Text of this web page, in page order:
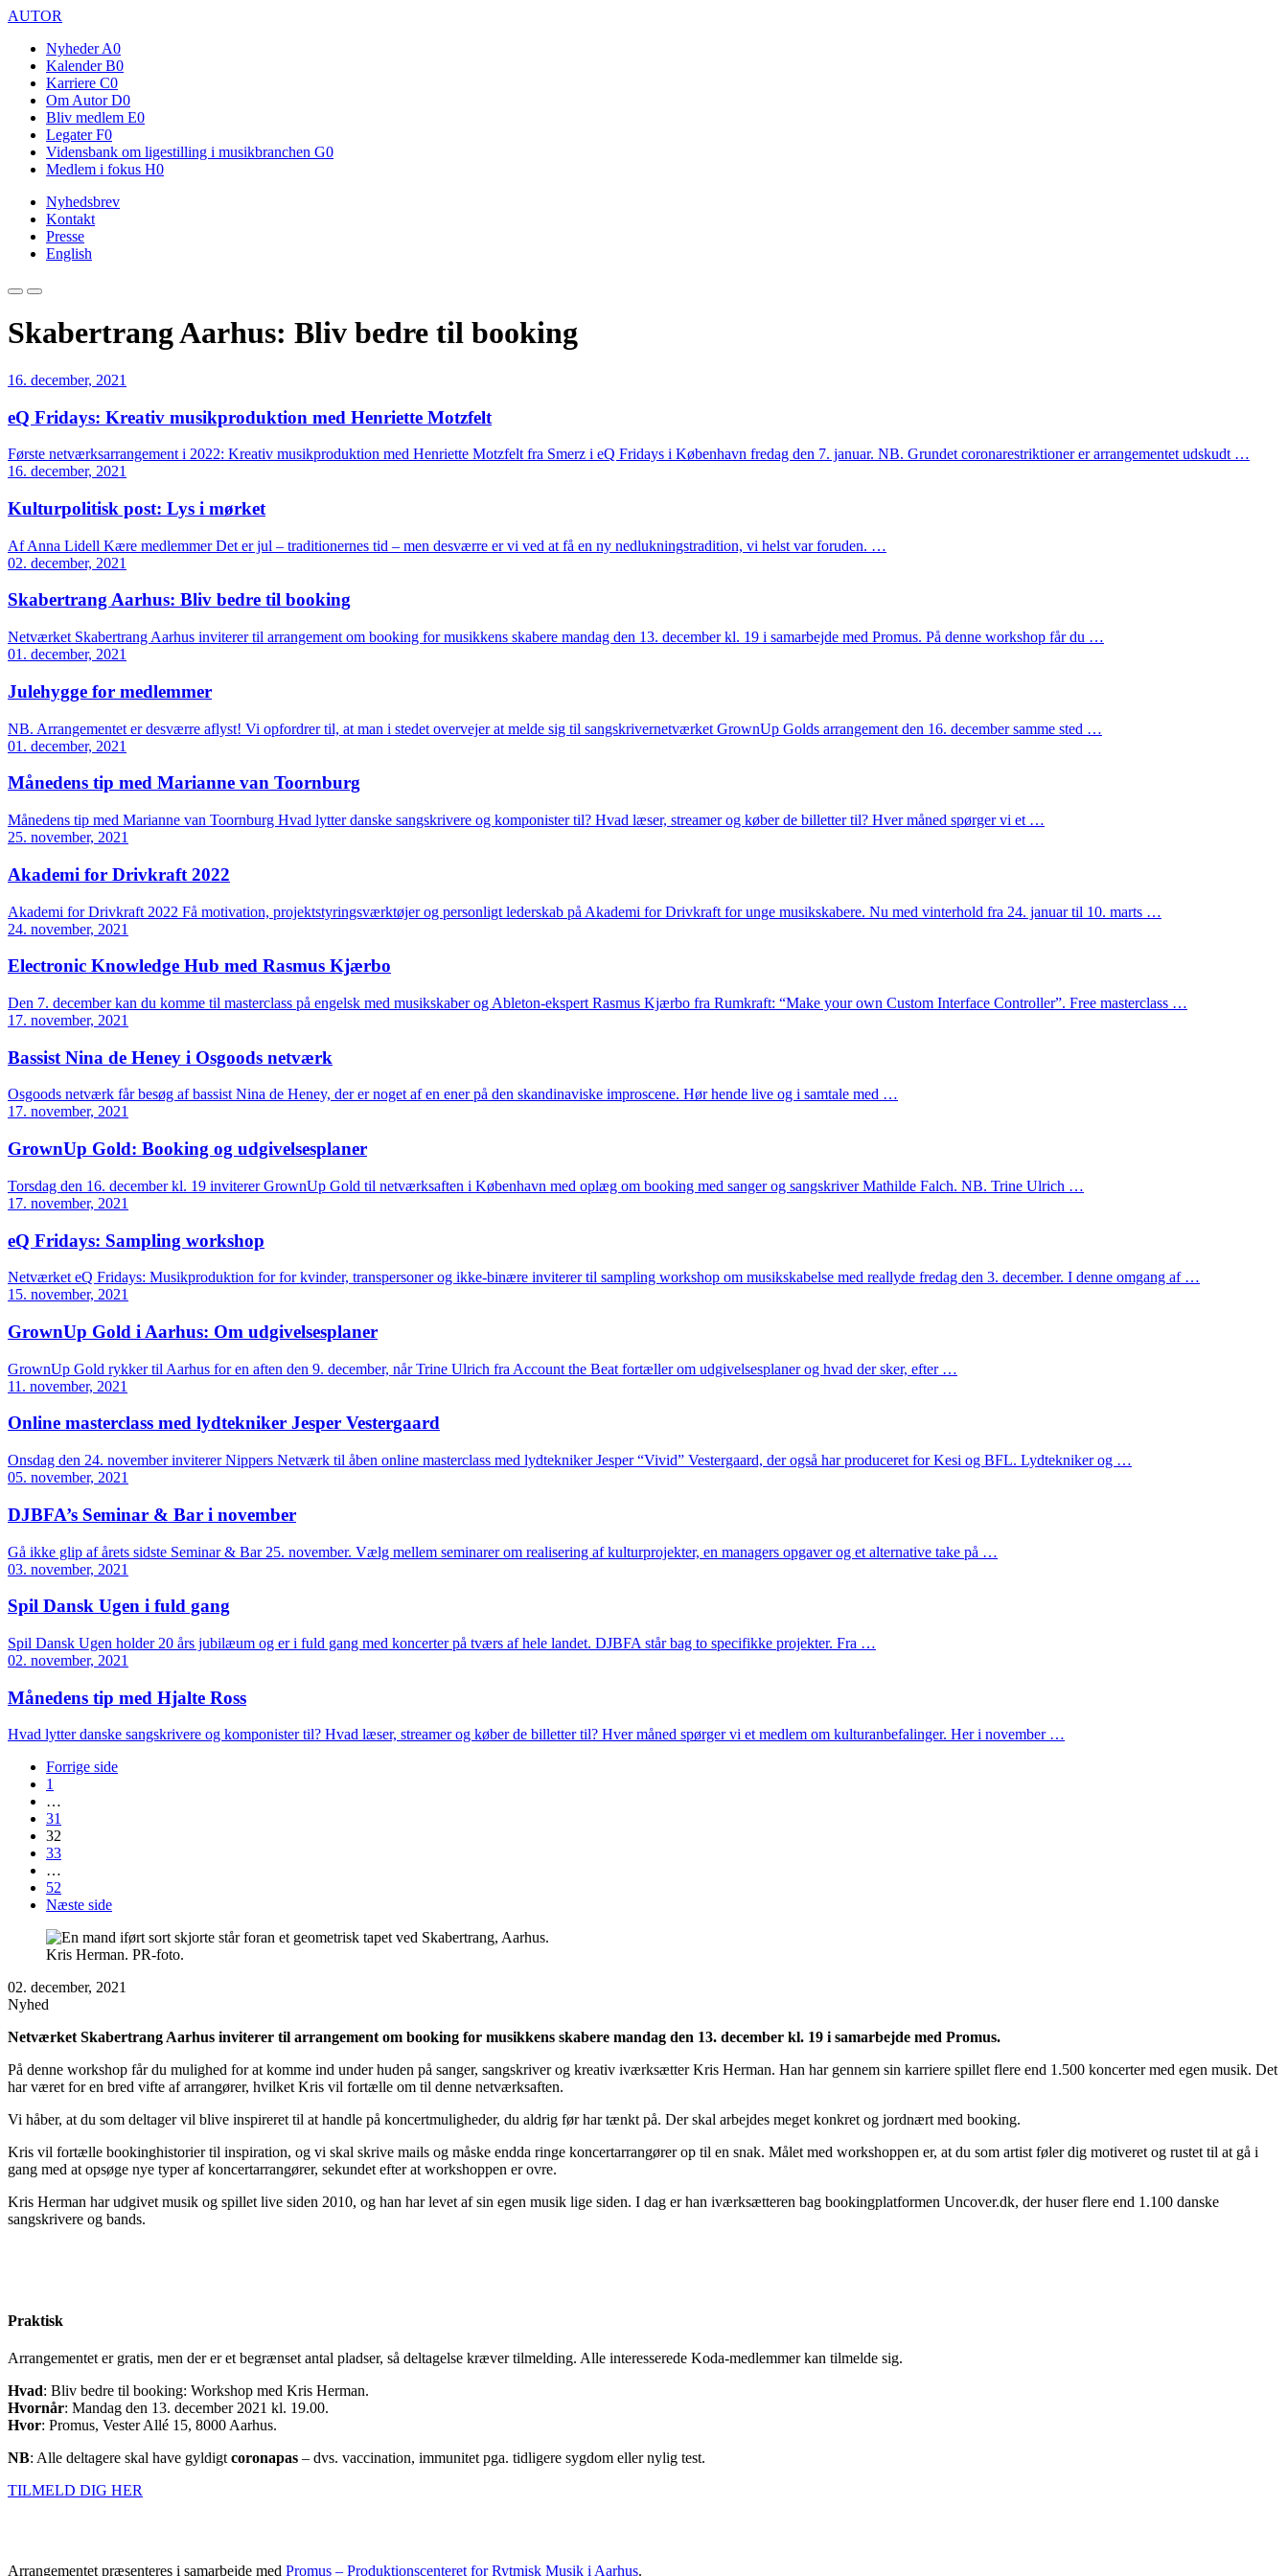
AUTOR
Nyheder A0
Kalender B0
Karriere C0
Om Autor D0
Bliv medlem E0
Legater F0
Vidensbank om ligestilling i musikbranchen G0
Medlem i fokus H0
Nyhedsbrev
Kontakt
Presse
English
Skabertrang Aarhus: Bliv bedre til booking
16. december, 2021
eQ Fridays: Kreativ musikproduktion med Henriette Motzfelt
Første netværksarrangement i 2022: Kreativ musikproduktion med Henriette Motzfelt fra Smerz i eQ Fridays i København fredag den 7. januar. NB. Grundet coronarestriktioner er arrangementet udskudt …
16. december, 2021
Kulturpolitisk post: Lys i mørket
Af Anna Lidell Kære medlemmer Det er jul – traditionernes tid – men desværre er vi ved at få en ny nedlukningstradition, vi helst var foruden. …
02. december, 2021
Skabertrang Aarhus: Bliv bedre til booking
Netværket Skabertrang Aarhus inviterer til arrangement om booking for musikkens skabere mandag den 13. december kl. 19 i samarbejde med Promus. På denne workshop får du …
01. december, 2021
Julehygge for medlemmer
NB. Arrangementet er desværre aflyst! Vi opfordrer til, at man i stedet overvejer at melde sig til sangskrivernetværket GrownUp Golds arrangement den 16. december samme sted …
01. december, 2021
Månedens tip med Marianne van Toornburg
Månedens tip med Marianne van Toornburg Hvad lytter danske sangskrivere og komponister til? Hvad læser, streamer og køber de billetter til? Hver måned spørger vi et …
25. november, 2021
Akademi for Drivkraft 2022
Akademi for Drivkraft 2022 Få motivation, projektstyringsværktøjer og personligt lederskab på Akademi for Drivkraft for unge musikskabere. Nu med vinterhold fra 24. januar til 10. marts …
24. november, 2021
Electronic Knowledge Hub med Rasmus Kjærbo
Den 7. december kan du komme til masterclass på engelsk med musikskaber og Ableton-ekspert Rasmus Kjærbo fra Rumkraft: “Make your own Custom Interface Controller”. Free masterclass …
17. november, 2021
Bassist Nina de Heney i Osgoods netværk
Osgoods netværk får besøg af bassist Nina de Heney, der er noget af en ener på den skandinaviske improscene. Hør hende live og i samtale med …
17. november, 2021
GrownUp Gold: Booking og udgivelsesplaner
Torsdag den 16. december kl. 19 inviterer GrownUp Gold til netværksaften i København med oplæg om booking med sanger og sangskriver Mathilde Falch. NB. Trine Ulrich …
17. november, 2021
eQ Fridays: Sampling workshop
Netværket eQ Fridays: Musikproduktion for for kvinder, transpersoner og ikke-binære inviterer til sampling workshop om musikskabelse med reallyde fredag den 3. december. I denne omgang af …
15. november, 2021
GrownUp Gold i Aarhus: Om udgivelsesplaner
GrownUp Gold rykker til Aarhus for en aften den 9. december, når Trine Ulrich fra Account the Beat fortæller om udgivelsesplaner og hvad der sker, efter …
11. november, 2021
Online masterclass med lydtekniker Jesper Vestergaard
Onsdag den 24. november inviterer Nippers Netværk til åben online masterclass med lydtekniker Jesper “Vivid” Vestergaard, der også har produceret for Kesi og BFL. Lydtekniker og …
05. november, 2021
DJBFA’s Seminar & Bar i november
Gå ikke glip af årets sidste Seminar & Bar 25. november. Vælg mellem seminarer om realisering af kulturprojekter, en managers opgaver og et alternative take på …
03. november, 2021
Spil Dansk Ugen i fuld gang
Spil Dansk Ugen holder 20 års jubilæum og er i fuld gang med koncerter på tværs af hele landet. DJBFA står bag to specifikke projekter. Fra …
02. november, 2021
Månedens tip med Hjalte Ross
Hvad lytter danske sangskrivere og komponister til? Hvad læser, streamer og køber de billetter til? Hver måned spørger vi et medlem om kulturanbefalinger. Her i november …
Forrige side
1
…
31
32
33
…
52
Næste side
Kris Herman. PR-foto.
02. december, 2021
Nyhed
Netværket Skabertrang Aarhus inviterer til arrangement om booking for musikkens skabere mandag den 13. december kl. 19 i samarbejde med Promus.
På denne workshop får du mulighed for at komme ind under huden på sanger, sangskriver og kreativ iværksætter Kris Herman. Han har gennem sin karriere spillet flere end 1.500 koncerter med egen musik. Det
har været for en bred vifte af arrangører, hvilket Kris vil fortælle om til denne netværksaften.
Vi håber, at du som deltager vil blive inspireret til at handle på koncertmuligheder, du aldrig før har tænkt på. Der skal arbejdes meget konkret og jordnært med booking.
Kris vil fortælle bookinghistorier til inspiration, og vi skal skrive mails og måske endda ringe koncertarrangører op til en snak. Målet med workshoppen er, at du som artist føler dig motiveret og rustet til at gå i
gang med at opsøge nye typer af koncertarrangører, sekundet efter at workshoppen er ovre.
Kris Herman har udgivet musik og spillet live siden 2010, og han har levet af sin egen musik lige siden. I dag er han iværksætteren bag bookingplatformen Uncover.dk, der huser flere end 1.100 danske
sangskrivere og bands.
Praktisk
Arrangementet er gratis, men der er et begrænset antal pladser, så deltagelse kræver tilmelding. Alle interesserede Koda-medlemmer kan tilmelde sig.
Hvad: Bliv bedre til booking: Workshop med Kris Herman.
Hvornår: Mandag den 13. december 2021 kl. 19.00.
Hvor: Promus, Vester Allé 15, 8000 Aarhus.
NB: Alle deltagere skal have gyldigt coronapas – dvs. vaccination, immunitet pga. tidligere sygdom eller nylig test.
TILMELD DIG HER
Arrangementet præsenteres i samarbejde med Promus – Produktionscenteret for Rytmisk Musik i Aarhus.